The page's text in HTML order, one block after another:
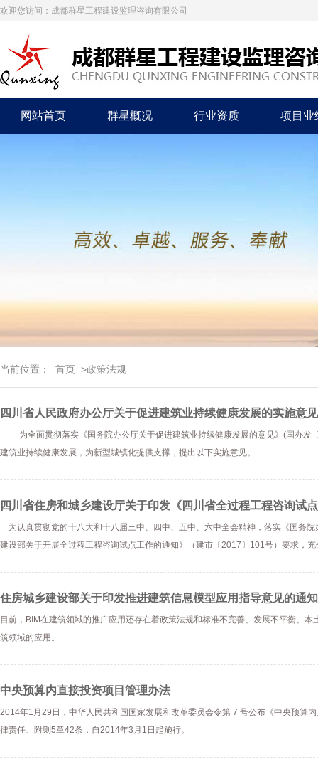
欢迎您访问：成都群星工程建设监理咨询有限公司
网站首页 群星概况 行业资质 项目业
当前位置： 首页 >政策法规
四川省人民政府办公厅关于促进建筑业持续健康发展的实施意
为全面贯彻落实《国务院办公厅关于促进建筑业持续健康发展的意见》(国办发
建筑业持续健康发展，为新型城镇化提供支撑，提出以下实施意见。
四川省住房和城乡建设厅关于印发《四川省全过程工程咨询试
为认真贯彻党的十八大和十八届三中、四中、五中、六中全会精神，落实《国务
建设部关于开展全过程工程咨询试点工作的通知》（建市〔2017〕101号）要求，
住房城乡建设部关于印发推进建筑信息模型应用指导意见的通知
目前，BIM在建筑领域的推广应用还存在着政策法规和标准不完善、发展不平衡、
筑领域的应用。
中央预算内直接投资项目管理办法
2014年1月29日，中华人民共和国国家发展和改革委员会令第 7 号公布《中央预算
律责任、附则5章42条，自2014年3月1日起施行。